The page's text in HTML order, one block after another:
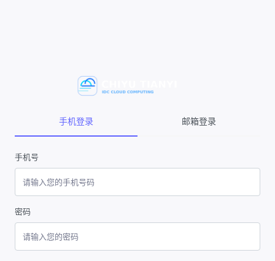
手机登录 邮箱登录
手机号
密码